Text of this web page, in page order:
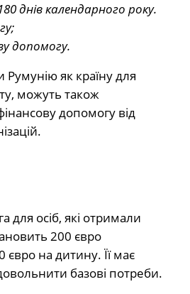
днів календарного року.
допомогу.
Румунію як країну для
можуть також
допомогу від
для осіб, які отримали
200 євро
євро на дитину. Її має
базові потреби.